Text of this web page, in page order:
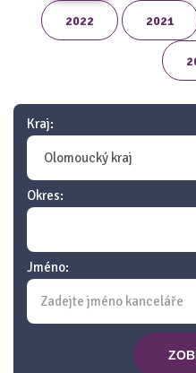
2022 2021
Kraj:
Okres:
Jméno: